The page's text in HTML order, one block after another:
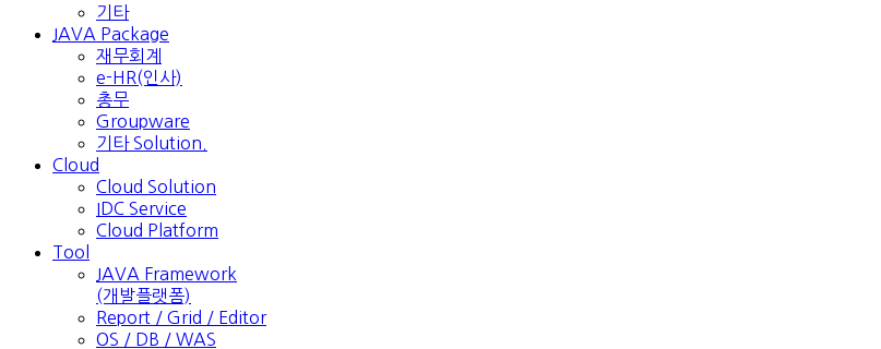
기타
JAVA Package
재무회계
e-HR(인사)
총무
Groupware
기타 Solution.
Cloud
Cloud Solution
IDC Service
Cloud Platform
Tool
JAVA Framework
(개발플랫폼)
Report / Grid / Editor
OS / DB / WAS